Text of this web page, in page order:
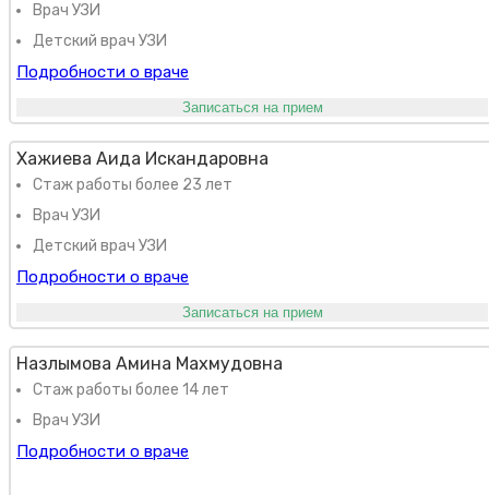
Врач УЗИ
Детский врач УЗИ
Подробности о враче
Записаться на прием
Хажиева Аида Искандаровна
Стаж работы более 23 лет
Врач УЗИ
Детский врач УЗИ
Подробности о враче
Записаться на прием
Назлымова Амина Махмудовна
Стаж работы более 14 лет
Врач УЗИ
Подробности о враче